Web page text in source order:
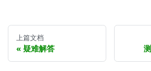
上篇文档
疑难解答